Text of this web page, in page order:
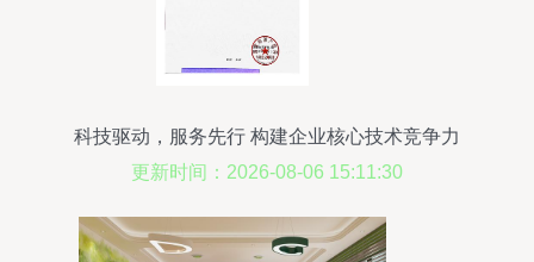
科技驱动，服务先行 构建企业核心技术竞争力
更新时间：2026-08-06 15:11:30